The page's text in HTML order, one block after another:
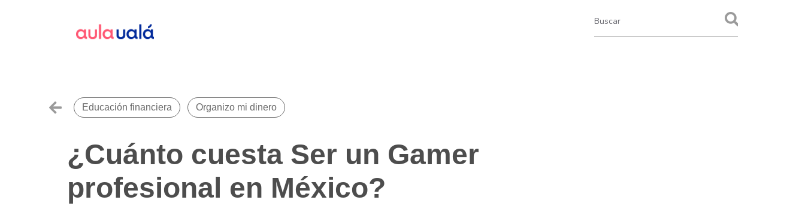
Educación financiera Organizo mi dinero
¿Cuánto cuesta Ser un Gamer
profesional en México?